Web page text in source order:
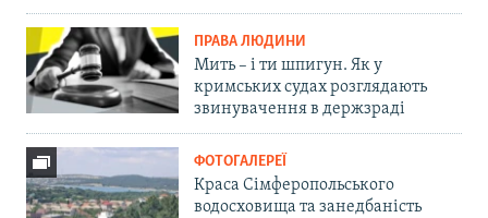
ПРАВА ЛЮДИНИ
Мить – і ти шпигун. Як у
кримських судах розглядають
звинувачення в держзраді
ФОТОГАЛЕРЕЇ
Краса Сімферопольського
водосховища та занедбаність